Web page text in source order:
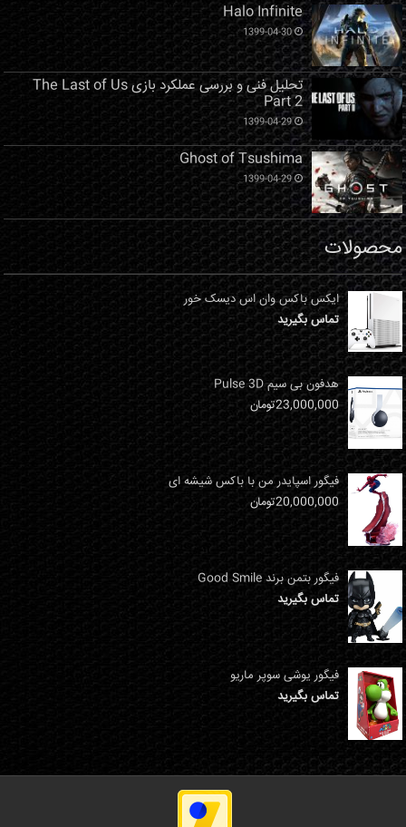
Halo Infinite
1399-04-30
تحلیل فنی و بررسی عملکرد بازی The Last of Us
Part 2
1399-04-29
Ghost of Tsushima
1399-04-29
محصولات
ایکس باکس وان اس دیسک خور
تماس بگیرید
هدفون بی سیم Pulse 3D
23,000,000تومان
فیگور اسپایدر من با باکس شیشه ای
20,000,000تومان
فیگور بتمن برند Good Smile
تماس بگیرید
فیگور یوشی سوپر ماریو
تماس بگیرید